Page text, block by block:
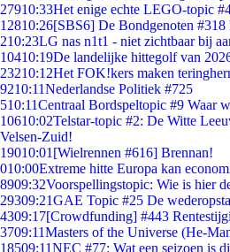
27910:33Het enige echte LEGO-topic
12810:26[SBS6] De Bondgenoten
210:23LG nas n1t1 - niet zichtbaar bij
10410:19De landelijke hittegolf van
23210:12Het FOK!kers maken
9210:11Nederlandse Politiek #725
510:11Centraal Bordspeltopic #9 Waar
10610:02Telstar-topic #2: De Witte
Velsen-Zuid!
19010:01 [Wielrennen #616] Brennan!
010:00Extreme hitte Europa kan
8909:32Voorspellingstopic: Wie is hier
29309:21GAE Topic #25 De
4309:17[Crowdfunding] #443
3709:11Masters of the Universe (He-
18509:11NEC #77: Wat een seizoen is